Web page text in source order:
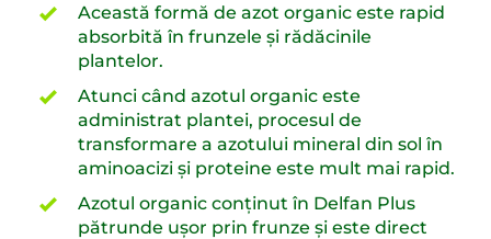
Această formă de azot organic este rapid
absorbită în frunzele și rădăcinile
plantelor.
Atunci când azotul organic este
administrat plantei, procesul de
transformare a azotului mineral din sol în
aminoacizi și proteine este mult mai rapid.
Azotul organic conținut în Delfan Plus
pătrunde ușor prin frunze și este direct